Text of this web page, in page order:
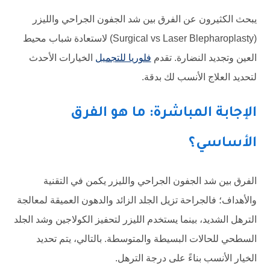
يبحث الكثيرون عن الفرق بين شد الجفون الجراحي والليزر
(Surgical vs Laser Blepharoplasty) لاستعادة شباب محيط
العين وتجديد النضارة. تقدم فلوريا للتجميل الخيارات الأحدث
لتحديد العلاج الأنسب لك بدقة.
الإجابة المباشرة: ما هو الفرق
الأساسي؟
الفرق بين شد الجفون الجراحي والليزر يكمن في التقنية
والأهداف؛ فالجراحة تزيل الجلد الزائد والدهون العميقة لمعالجة
الترهل الشديد، بينما يستخدم الليزر لتحفيز الكولاجين وشد الجلد
السطحي للحالات البسيطة والمتوسطة. بالتالي، يتم تحديد
الخيار الأنسب بناءً على درجة الترهل.